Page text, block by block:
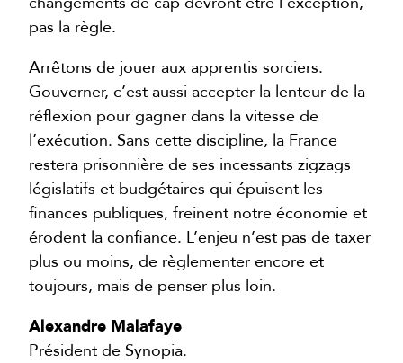
pas la règle.
Arrêtons de jouer aux apprentis sorciers.
Gouverner, c’est aussi accepter la lenteur de la
réflexion pour gagner dans la vitesse de
l’exécution. Sans cette discipline, la France
restera prisonnière de ses incessants zigzags
législatifs et budgétaires qui épuisent les
finances publiques, freinent notre économie et
érodent la confiance. L’enjeu n’est pas de taxer
plus ou moins, de règlementer encore et
toujours, mais de penser plus loin.
Alexandre Malafaye
Président de Synopia.